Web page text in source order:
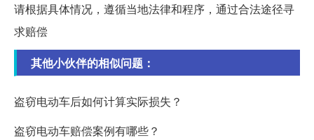
请根据具体情况，遵循当地法律和程序，通过合法途径寻
求赔偿
其他小伙伴的相似问题：
盗窃电动车后如何计算实际损失？
盗窃电动车赔偿案例有哪些？